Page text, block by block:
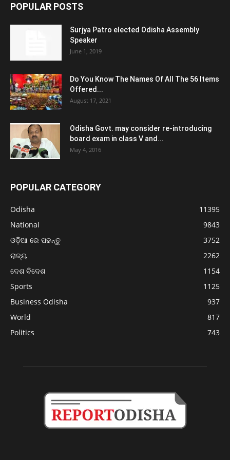
POPULAR POSTS
Surjya Patro elected Odisha Assembly
Speaker
June 1, 2019
Do You Know The Names Of All The 56 Items
Offered...
August 17, 2021
Odisha Govt. may consider re-introducing
board exam in class V and...
May 4, 2016
POPULAR CATEGORY
Odisha
11395
National
9843
ଓଡ଼ିଆ ରେ ପଢନ୍ତୁ
3752
ରାଜ୍ୟ
2262
ଦେଶ ବିଦେଶ
1154
Sports
1125
Business Odisha
937
World
817
Politics
743